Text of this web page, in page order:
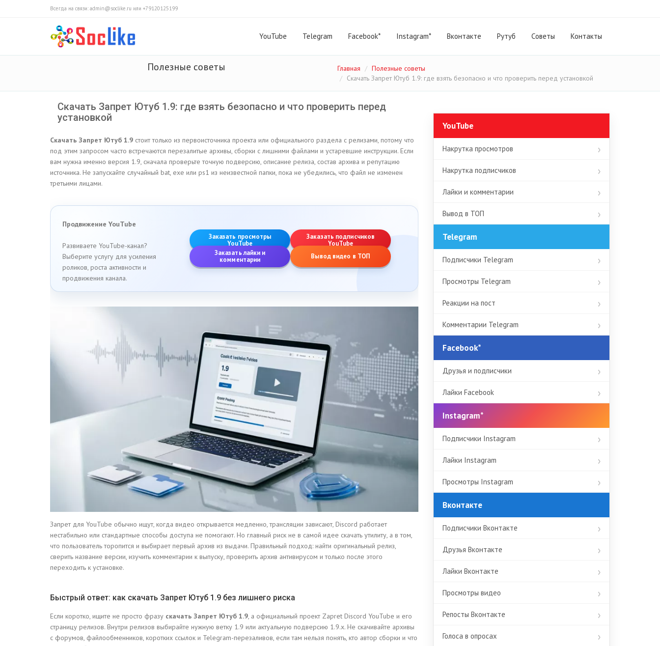
Всегда на связи: admin@soclike.ru или +79120125199
YouTube Telegram Facebook* Instagram* Вконтакте Рутуб Cоветы Контакты
Полезные советы Главная
Полезные советы
Скачать Запрет Ютуб 1.9: где взять безопасно и что проверить перед установкой
Скачать Запрет Ютуб 1.9: где взять безопасно и что проверить перед
установкой
Скачать Запрет Ютуб 1.9 стоит только из первоисточника проекта или официального раздела с релизами, потому что
под этим запросом часто встречаются перезалитые архивы, сборки с лишними файлами и устаревшие инструкции. Если
вам нужна именно версия 1.9, сначала проверьте точную подверсию, описание релиза, состав архива и репутацию
источника. Не запускайте случайный bat, exe или ps1 из неизвестной папки, пока не убедились, что файл не изменен
третьими лицами.
Продвижение YouTube
Развиваете YouTube-канал?
Выберите услугу для усиления
роликов, роста активности и
продвижения канала.
Заказать просмотры
YouTube
Заказать подписчиков
YouTube
Заказать лайки и
комментарии
Вывод видео в ТОП
Запрет для YouTube обычно ищут, когда видео открывается медленно, трансляции зависают, Discord работает
нестабильно или стандартные способы доступа не помогают. Но главный риск не в самой идее скачать утилиту, а в том,
что пользователь торопится и выбирает первый архив из выдачи. Правильный подход: найти оригинальный релиз,
сверить название версии, изучить комментарии к выпуску, проверить архив антивирусом и только после этого
переходить к установке.
Быстрый ответ: как скачать Запрет Ютуб 1.9 без лишнего риска
Если коротко, ищите не просто фразу скачать Запрет Ютуб 1.9, а официальный проект Zapret Discord YouTube и его
страницу релизов. Внутри релизов выбирайте нужную ветку 1.9 или актуальную подверсию 1.9.x. Не скачивайте архивы
с форумов, файлообменников, коротких ссылок и Telegram-перезаливов, если там нельзя понять, кто автор сборки и что
YouTube
Накрутка просмотров
Накрутка подписчиков
Лайки и комментарии
Вывод в ТОП
Telegram
Подписчики Telegram
Просмотры Telegram
Реакции на пост
Комментарии Telegram
Facebook*
Друзья и подписчики
Лайки Facebook
Instagram*
Подписчики Instagram
Лайки Instagram
Просмотры Instagram
Вконтакте
Подписчики Вконтакте
Друзья Вконтакте
Лайки Вконтакте
Просмотры видео
Репосты Вконтакте
Голоса в опросах